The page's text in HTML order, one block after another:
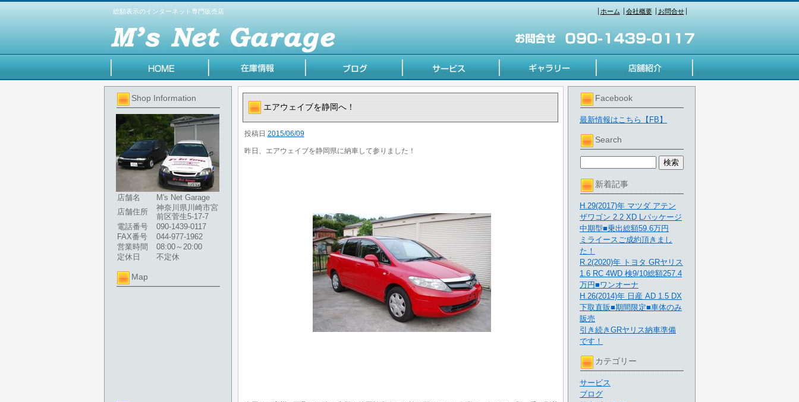
総額表示のインターネット専門販売店 ホーム 会社概要 お問合せ
Shop Information
店舗名
M's Net Garage
店舗住所
神奈川県川崎市宮
前区菅生5-17-7
電話番号
090-1439-0117
FAX番号
044-977-1962
営業時間
08:00～20:00
定休日
不定休
Map
Facebook
最新情報はこちら【FB】
Search
新着記事
H.29(2017)年 マツダ アテン
ザワゴン 2.2 XD Lパッケージ
中期型■乗出総額59.6万円
ミライースご成約頂きまし
た！
R.2(2020)年 トヨタ GRヤリス
1.6 RC 4WD 検9/10総額257.4
万円■ワンオーナ
H.26(2014)年 日産 AD 1.5 DX
下取直販■期間限定■車体のみ
販売
引き続きGRヤリス納車準備
です！
カテゴリー
サービス
ブログ
エアウェイブを静岡へ！
投稿日 2015/06/09
昨日、エアウェイブを静岡県に納車して参りました！